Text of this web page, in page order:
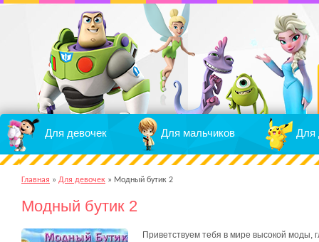
Для девочек Для мальчиков Для
Главная » Для девочек » Модный бутик 2
Модный бутик 2
Приветствуем тебя в мире высокой моды,